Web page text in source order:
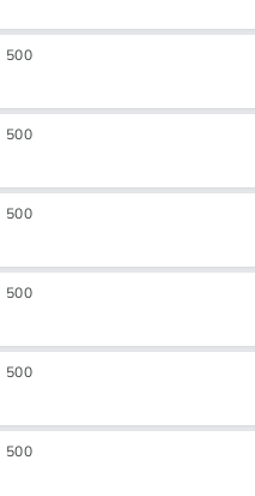
500
500
500
500
500
500